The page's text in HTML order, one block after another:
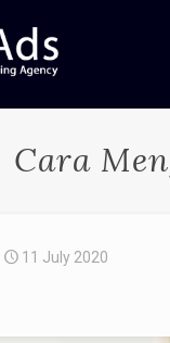
Cara
11 July 2020